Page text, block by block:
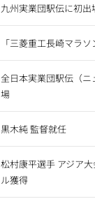
九州実業団駅伝に初出
「三菱重工長崎マラ
全日本実業団駅伝（
場
黒木純 監督就任
松村康平選手 アジア
ル獲得